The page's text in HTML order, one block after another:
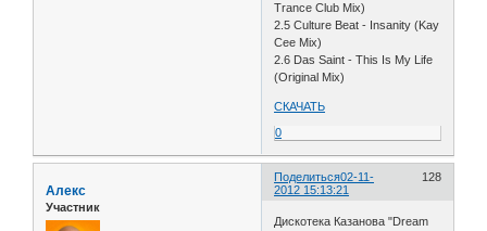
Trance Club Mix)
2.5 Culture Beat - Insanity (Kay
Cee Mix)
2.6 Das Saint - This Is My Life
(Original Mix)
СКАЧАТЬ
0
Поделиться 128
02-11-
2012 15:13:21
Алекс
Участник
Дискотека Казанова "Dream